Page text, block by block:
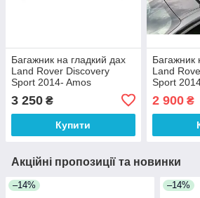
Багажник на гладкий дах
Land Rover Discovery
Sport 2014- Amos
3 250 ₴
Купити
Багажник
Land
Sport
2 900₴
Акційні пропозиції та новинки
–14% –14%